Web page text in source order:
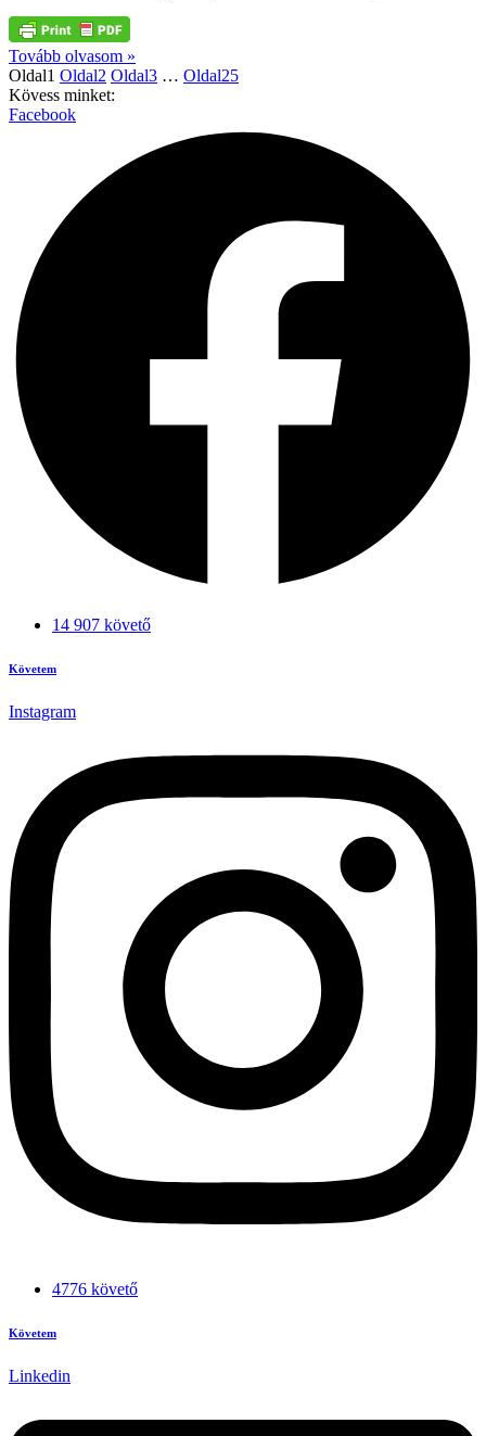
Tovább olvasom »
Oldal1 Oldal2 Oldal3 … Oldal25
Kövess minket:
Facebook
14 907 követő
Követem
Instagram
4776 követő
Követem
Linkedin